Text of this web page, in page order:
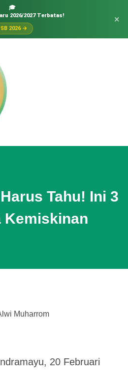
🎓
2026/2027 Terbatas!
2026 →
×
Tahu! Ini 3
Kemiskinan
Muharrom
20 Februari